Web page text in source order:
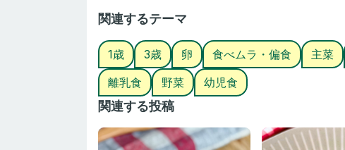
※全てパラパラ！とはいかないけど
全然使いやすい👍）
【我が家の炒飯】
材料
・ごま油
・にんにく
・玉ねぎ
・ベーコン
・オクラ
関連するテーマ
1歳 3歳 卵 食べムラ・偏食 主菜
離乳食
野菜 幼児食
関連する投稿